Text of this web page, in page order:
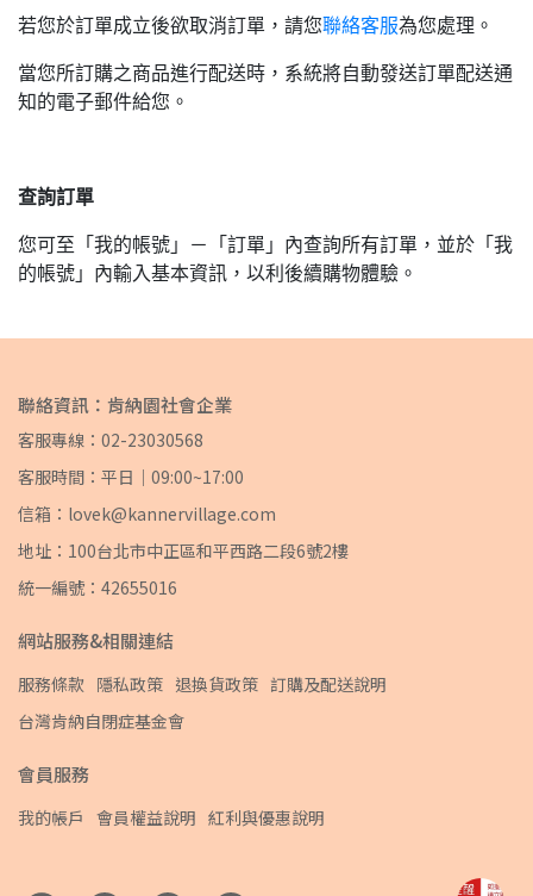
若您於訂單成立後欲取消訂單，請您聯絡客服為您處理。
當您所訂購之商品進行配送時，系統將自動發送訂單配送通
知的電子郵件給您。
查詢訂單
您可至「我的帳號」－「訂單」內查詢所有訂單，並於「我
的帳號」內輸入基本資訊，以利後續購物體驗。
聯絡資訊：肯納園社會企業
客服專線：02-23030568
客服時間：平日｜09:00~17:00
信箱：lovek@kannervillage.com
地址：100台北市中正區和平西路二段6號2樓
統一編號：42655016
網站服務&相關連結
服務條款 隱私政策 退換貨政策 訂購及配送說明
台灣肯納自閉症基金會
會員服務
我的帳戶 會員權益說明 紅利與優惠說明